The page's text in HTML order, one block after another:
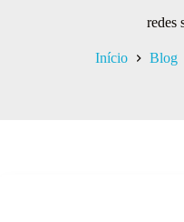
redes
Início Blog